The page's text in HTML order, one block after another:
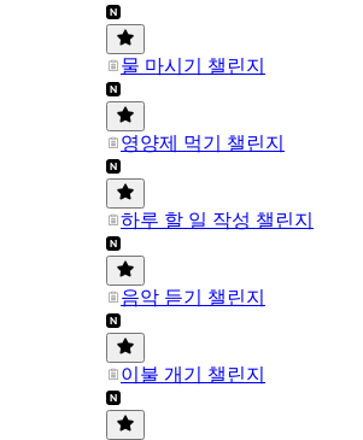
물 마시기 챌린지
영양제 먹기 챌린지
하루 할 일 작성 챌린지
음악 듣기 챌린지
이불 개기 챌린지